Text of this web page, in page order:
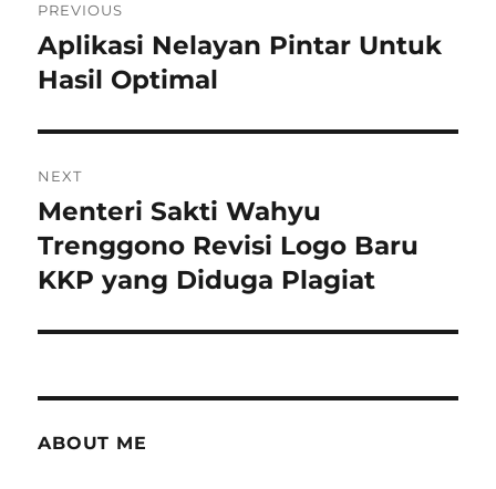
navigation
PREVIOUS
Previous
post:
Aplikasi Nelayan Pintar Untuk
Hasil Optimal
NEXT
Next
post:
Menteri Sakti Wahyu
Trenggono Revisi Logo Baru
KKP yang Diduga Plagiat
ABOUT ME